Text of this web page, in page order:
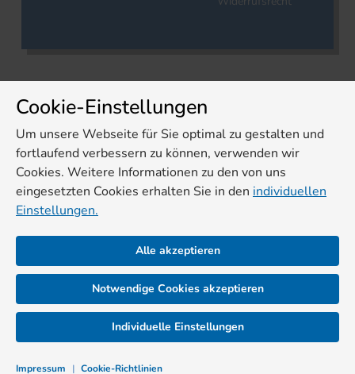
Cookie-Einstellungen
Um unsere Webseite für Sie optimal zu gestalten und
fortlaufend verbessern zu können, verwenden wir
Cookies. Weitere Informationen zu den von uns
eingesetzten Cookies erhalten Sie in den individuellen
Einstellungen.
Alle akzeptieren
Notwendige Cookies akzeptieren
Impressum | Cookie-Richtlinien
Individuelle Einstellungen